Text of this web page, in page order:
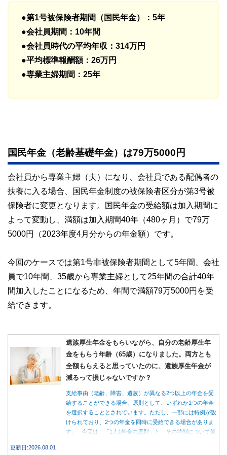
●第1号被保険者期間（国民年金）：5年
●会社員期間：10年間
●会社員時代の平均年収：314万円
●平均標準報酬額：26万円
●専業主婦期間：25年
国民年金（老齢基礎年金）は79万5000円
会社員から専業主婦（夫）になり、会社員である配偶者の
扶養に入る場合、国民年金制度の被保険者区分が第3号被
保険者に変更となります。国民年金の受給額は加入期間に
よって変動し、満額は加入期間40年（480ヶ月）で79万
5000円（2023年度4月分からの年金額）です。
今回のケースでは第1号非被保険者期間として5年間、会社
員で10年間、35歳から専業主婦として25年間の合計40年
間加入したことになるため、年間で満額79万5000円を受
給できます。
遺族厚生年金をもらいながら、自分の老齢厚生年
金をもらう年齢（65歳）になりました。両方とも
全額もらえると思っていたのに、遺族厚生年金が
減るって損じゃないですか？
支給事由（老齢、障害、遺族）が異なる2つ以上の年金を受
給することができる場合、原則として、いずれか1つの年金
を選択することとされています。ただし、一部には特例が設
けられており、2つの年金を同時に受給できる場合がありま
す。 今回は、「1人1年金の原則」と、その特例について解
更新日:2026.08.01